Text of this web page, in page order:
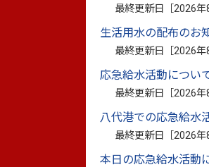
最終更新日［2026年
生活用水の配布のお
最終更新日［2026年
応急給水活動につい
最終更新日［2026年
八代港での応急給水
最終更新日［2026年
本日の応急給水活動